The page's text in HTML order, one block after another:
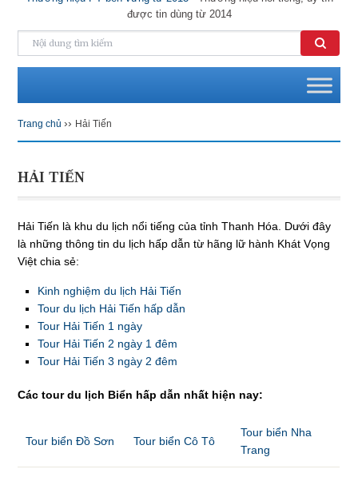
được tin dùng từ 2014
Trang chủ ›› Hải Tiến
HẢI TIẾN
Hải Tiến là khu du lịch nổi tiếng của tỉnh Thanh Hóa. Dưới đây
là những thông tin du lịch hấp dẫn từ hãng lữ hành Khát Vọng
Việt chia sẻ:
Kinh nghiệm du lịch Hải Tiến
Tour du lịch Hải Tiến hấp dẫn
Tour Hải Tiến 1 ngày
Tour Hải Tiến 2 ngày 1 đêm
Tour Hải Tiến 3 ngày 2 đêm
Các tour du lịch Biển hấp dẫn nhất hiện nay:
Tour biển Đồ Sơn Tour biển Cô Tô
Tour biển Nha
Trang